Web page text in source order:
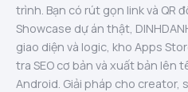
trình. Bạn có rút gọn link và QR
Showcase dự án thật,
giao diện và logic, kho Apps
tra SEO cơ bản và xuất bản lên
Android. Giải pháp cho creator,